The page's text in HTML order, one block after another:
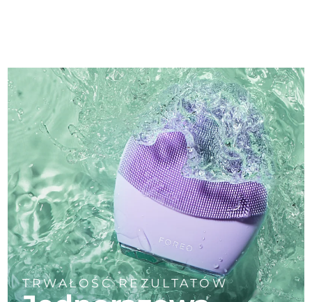
TRWAŁOŚĆ REZULTATÓW